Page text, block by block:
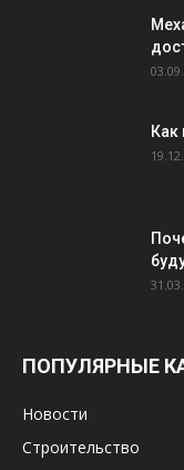
Как
ПОПУЛЯРНЫЕ
Новости
Строительство